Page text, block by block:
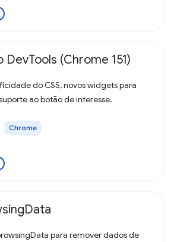
DevTools (Chrome 151)
do CSS, novos widgets para
ao botão de interesse.
Chrome
para remover dados de